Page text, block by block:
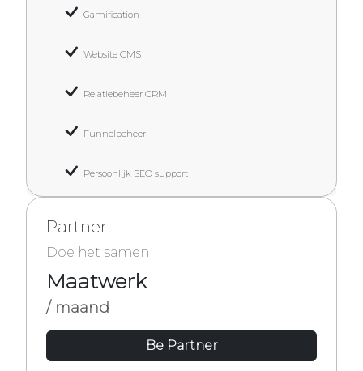
Gamification
Website CMS
Relatiebeheer CRM
Funnelbeheer
Persoonlijk SEO support
Partner
Doe het samen
Maatwerk
/ maand
Be Partner